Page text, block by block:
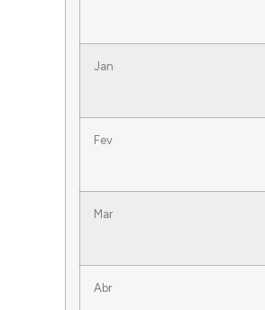
Jan
Fev
Mar
Abr